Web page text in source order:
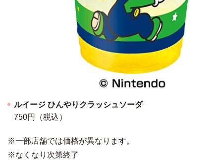
ルイージ ひんやりクラッシュソーダ
750円（税込）
※一部店舗では価格が異なります。
※なくなり次第終了